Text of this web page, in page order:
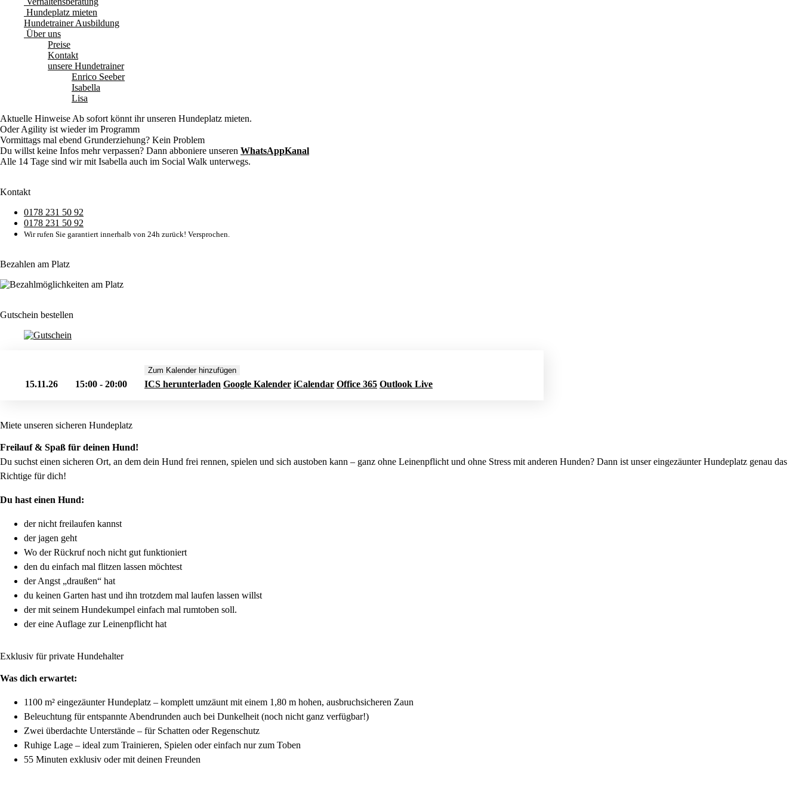
Hundeplatz mieten
Hundetrainer Ausbildung
Über uns
Preise
Kontakt
unsere Hundetrainer
Enrico Seeber
Isabella
Lisa
Aktuelle Hinweise Ab sofort könnt ihr unseren Hundeplatz mieten.
Oder Agility ist wieder im Programm
Vormittags mal ebend Grunderziehung? Kein Problem
Du willst keine Infos mehr verpassen? Dann abboniere unseren WhatsAppKanal
Alle 14 Tage sind wir mit Isabella auch im Social Walk unterwegs.
Kontakt
0178 231 50 92
0178 231 50 92
Wir rufen Sie garantiert innerhalb von 24h zurück! Versprochen.
Bezahlen am Platz
Gutschein bestellen
15.11.26 15:00 - 20:00
Zum Kalender hinzufügen
ICS herunterladen Google Kalender iCalendar Office 365 Outlook Live
Miete unseren sicheren Hundeplatz
Freilauf & Spaß für deinen Hund!
Du suchst einen sicheren Ort, an dem dein Hund frei rennen, spielen und sich austoben kann – ganz ohne Leinenpflicht und ohne Stress mit anderen Hunden? Dann ist unser eingezäunter Hundeplatz genau das
Richtige für dich!
Du hast einen Hund:
der nicht freilaufen kannst
der jagen geht
Wo der Rückruf noch nicht gut funktioniert
den du einfach mal flitzen lassen möchtest
der Angst „draußen“ hat
du keinen Garten hast und ihn trotzdem mal laufen lassen willst
der mit seinem Hundekumpel einfach mal rumtoben soll.
der eine Auflage zur Leinenpflicht hat
Exklusiv für private Hundehalter
Was dich erwartet:
1100 m² eingezäunter Hundeplatz – komplett umzäunt mit einem 1,80 m hohen, ausbruchsicheren Zaun
Beleuchtung für entspannte Abendrunden auch bei Dunkelheit (noch nicht ganz verfügbar!)
Zwei überdachte Unterstände – für Schatten oder Regenschutz
Ruhige Lage – ideal zum Trainieren, Spielen oder einfach nur zum Toben
55 Minuten exklusiv oder mit deinen Freunden